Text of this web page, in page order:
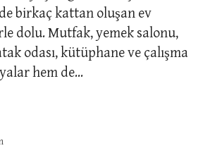
birkaç kattan oluşan ev
dolu. Mutfak, yemek salonu,
odası, kütüphane ve çalışma
hem de...